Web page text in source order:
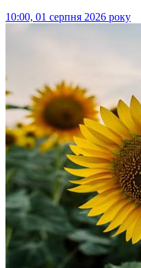
10:00, 01 серпня 2026 року